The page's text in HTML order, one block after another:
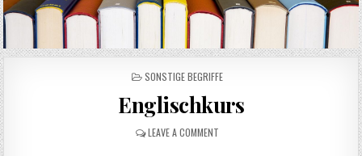
POSTED IN
SONSTIGE BEGRIFFE
Englischkurs
LEAVE A COMMENTON ENGLISCHKURS